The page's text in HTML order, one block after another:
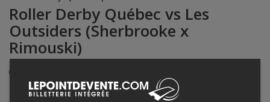
Roller Derby Québec vs Les
Outsiders (Sherbrooke x
Rimouski)
28 juin 2025
18h00 – 20h00 / Entrée: 17h15